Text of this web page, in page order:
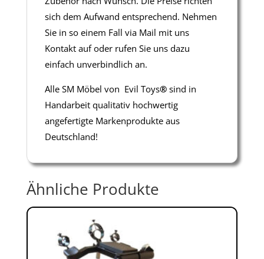
sich dem Aufwand entsprechend. Nehmen
Sie in so einem Fall via Mail mit uns
Kontakt auf oder rufen Sie uns dazu
einfach unverbindlich an.
Alle SM Möbel von Evil Toys® sind in
Handarbeit qualitativ hochwertig
angefertigte Markenprodukte aus
Deutschland!
Ähnliche Produkte